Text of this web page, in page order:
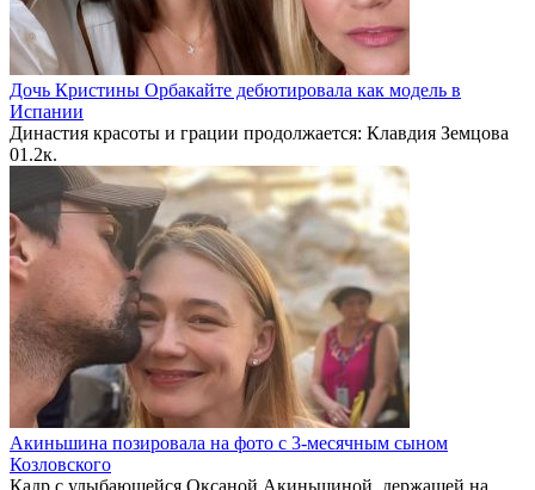
Дочь Кристины Орбакайте дебютировала как модель в
Испании
Династия красоты и грации продолжается: Клавдия Земцова
01.2к.
Акиньшина позировала на фото с 3-месячным сыном
Козловского
Кадр с улыбающейся Оксаной Акиньшиной, держащей на